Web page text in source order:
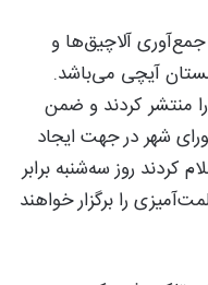
آلاچیق‌ها و
آیچی می‌باشد.
منتشر کردند و ضمن
شهر در جهت ایجاد
کردند روز سه‌شنبه برابر
را برگزار خواهند